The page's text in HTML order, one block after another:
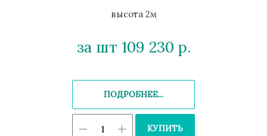
высота 2м
за шт 109 230 р.
ПОДРОБНЕЕ...
КУПИТЬ